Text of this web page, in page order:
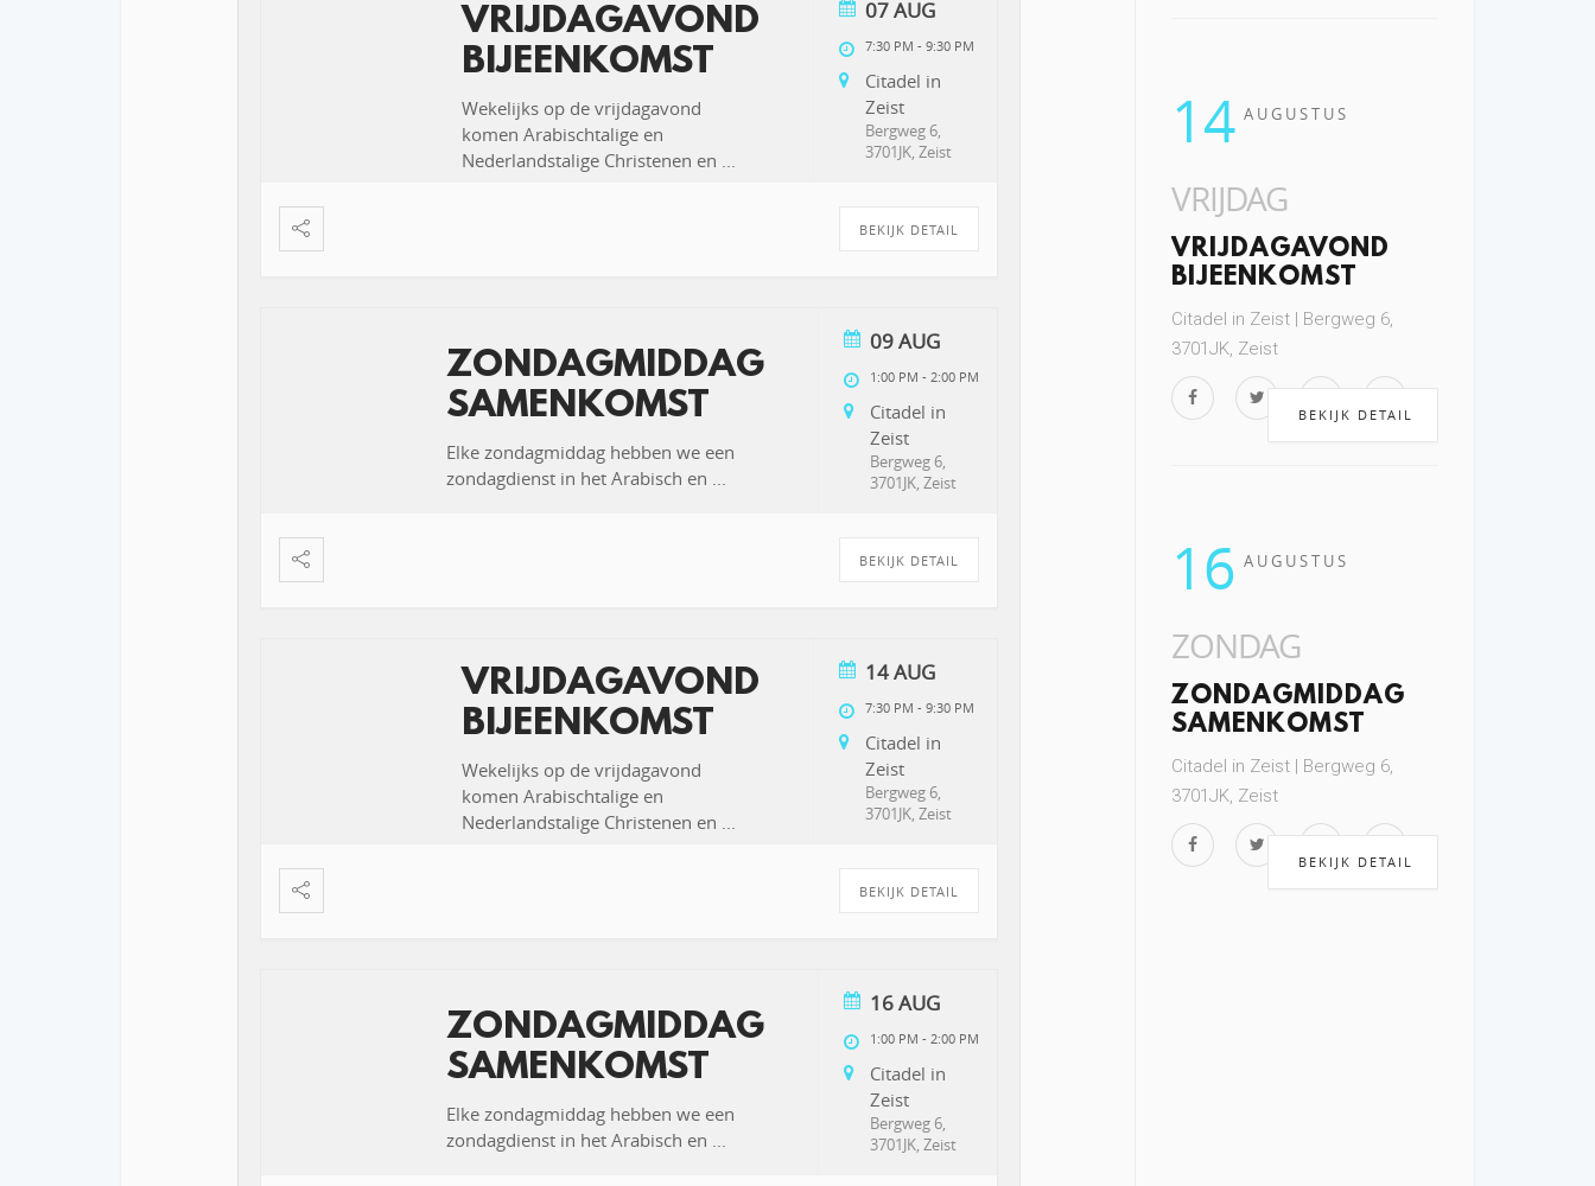
VRIJDAGAVOND
BIJEENKOMST
Wekelijks op de vrijdagavond
komen Arabischtalige en
Nederlandstalige Christenen en ...
07 AUG
7:30 PM - 9:30 PM
Citadel in
Zeist
Bergweg 6,
3701JK, Zeist
BEKIJK DETAIL
ZONDAGMIDDAG
SAMENKOMST
Elke zondagmiddag hebben we een
zondagdienst in het Arabisch en ...
09 AUG
1:00 PM - 2:00 PM
Citadel in
Zeist
Bergweg 6,
3701JK, Zeist
BEKIJK DETAIL
VRIJDAGAVOND
BIJEENKOMST
Wekelijks op de vrijdagavond
komen Arabischtalige en
Nederlandstalige Christenen en ...
14 AUG
7:30 PM - 9:30 PM
Citadel in
Zeist
Bergweg 6,
3701JK, Zeist
BEKIJK DETAIL
ZONDAGMIDDAG
SAMENKOMST
Elke zondagmiddag hebben we een
zondagdienst in het Arabisch en ...
16 AUG
1:00 PM - 2:00 PM
Citadel in
Zeist
Bergweg 6,
3701JK, Zeist
14 AUGUSTUS
VRIJDAG
VRIJDAGAVOND
BIJEENKOMST
Citadel in Zeist | Bergweg 6,
3701JK, Zeist
BEKIJK DETAIL
16 AUGUSTUS
ZONDAG
ZONDAGMIDDAG
SAMENKOMST
Citadel in Zeist | Bergweg 6,
3701JK, Zeist
BEKIJK DETAIL